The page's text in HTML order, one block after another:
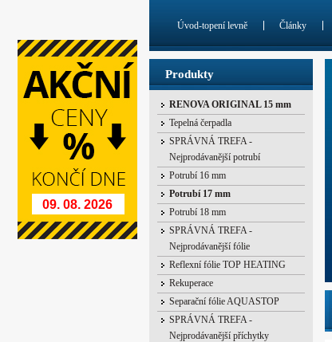
Produkty
RENOVA ORIGINAL 15 mm
Tepelná čerpadla
SPRÁVNÁ TREFA -
Nejprodávanější potrubí
Potrubí 16 mm
Potrubí 17 mm
Potrubí 18 mm
SPRÁVNÁ TREFA -
Nejprodávanější fólie
Reflexní fólie TOP HEATING
Rekuperace
Separační fólie AQUASTOP
SPRÁVNÁ TREFA -
Nejprodávanější příchytky
Úvod-topení levně Články
09. 08. 2026